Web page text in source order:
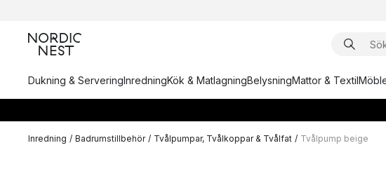
Dukning & ServeringInredningKök & MatlagningBelysningMattor & Textil
Inredning / Badrumstillbehör / Tvålpumpar, Tvålkoppar & Tvålfat / Tvålpump beige